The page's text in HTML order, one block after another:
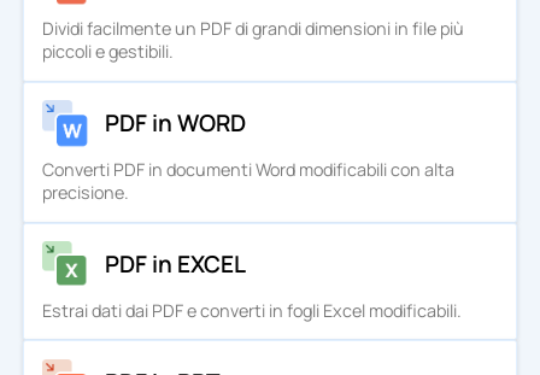
Dividi facilmente un PDF di grandi dimensioni in file più
piccoli e gestibili.
PDF in WORD
Converti PDF in documenti Word modificabili con alta
precisione.
PDF in EXCEL
Estrai dati dai PDF e converti in fogli Excel modificabili.